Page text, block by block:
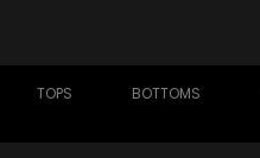
TOPS BOTTOMS